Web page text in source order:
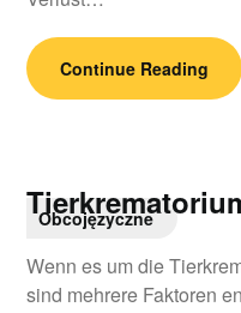
Continue Reading
Obcojęzyczne
Wenn es um die
sind mehrere Faktoren